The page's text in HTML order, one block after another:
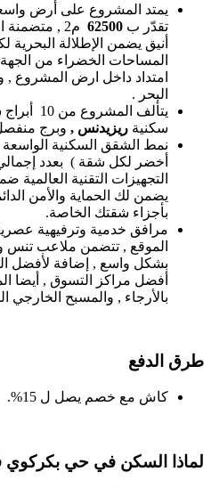
يمتد المشروع على أرض
تقدّر ب 62500
م2 ,
أنيق يضمن الإطلالة
المساحات الخضراء من
امتداد داخل ارض المشروع ,
البحر .
يتألف المشروع من 10 أبراج سكنية , متضمنة
سكنية ريزيدنس , وبرج
نمط الشقق السكنية
أخضر لكل شقة ) بعدد
التجهيزات التقنية
يضمن لك الحماية والأمن
بأجزاء شقتك الخاصة.
مرافق خدمية وترفيهية
الموقع , تتضمن ملاعب تنس
بشكل واسع , إضافة لأفضل
أفضل مراكز التسوق , أيضا
بالأرجاء , والمسبح
طرق الدفع
كاش مع خصم يصل ل 15%.
لماذا السكن في حي